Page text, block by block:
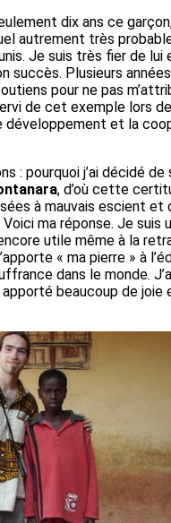
dix ans ce
autrement très
Je suis très fier de lui
succès. Plusieurs
pour ne pas
de cet exemple lors
développement et la
: pourquoi j’ai décidé de
, d’où cette
à mauvais escient et
ma réponse. Je suis
utile même à la
« ma pierre » à
dans le monde.
apporté beaucoup de joie